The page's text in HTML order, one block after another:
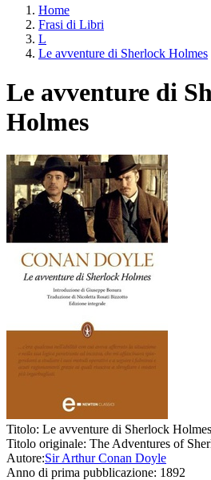
Home
Frasi di Libri
L
Le avventure di Sherlock Holmes
Le avventure di
Holmes
Titolo: Le avventure di Sherlock Holmes
Titolo originale: The Adventures of
Autore:Sir Arthur Conan Doyle
Anno di prima pubblicazione: 1892